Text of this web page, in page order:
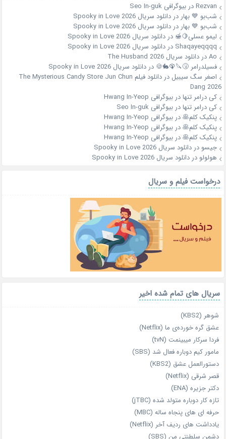
Rezvanدربیوگرافی Seo In-guk
شب‌بو 💙 بهار دردانلود سریال Spooky in Love 2026
شب‌بو 💙 بهار دردانلود سریال Spooky in Love 2026
لیمو عسلی🍋🍯 دردانلود سریال Spooky in Love 2026
Shaqayeqqqq دردانلود سریال Spooky in Love 2026
Aoدردانلود سریال The Husband 2026
فسیلدرامر 🤧🔪🦚🐇🍪 دردانلود سریال Spooky in Love 2026
اصغر سگ سیبیل در
دانلود فیلم The Mysterious Candy Store Jun Chun
Dang 2026
کی درامر تنهادربیوگرافی Hwang In-Yeop
کی درامر تنهادربیوگرافی Seo In-guk
پنکیک کلم🥞دربیوگرافی Hwang In-Yeop
پنکیک کلم🥞دربیوگرافی Hwang In-Yeop
پنکیک کلم🥞دربیوگرافی Hwang In-Yeop
جیسو دردانلود سریال Spooky in Love 2026
هولولو دردانلود سریال Spooky in Love 2026
درخواست فیلم و سریال
سریال های تمام شده اخیر
شوهر (KBS2)
عشق گره خورده‌ی ما (Netflix)
فردا سرکار میبینمت (tvN)
مامور کیم دوباره فعال شد (SBS)
دستورالعمل عشق (KBS2)
قصر شرقی (Netflix)
دکتر جزیره (ENA)
تازه‌ کار دوباره‌ متولد شده (jTBC)
حرفه‌ ای‌ های پنجاه‌ ساله (MBC)
یادداشت‌ های ردیف آخر (Netflix)
دشمن سلطنتی من (SBS)